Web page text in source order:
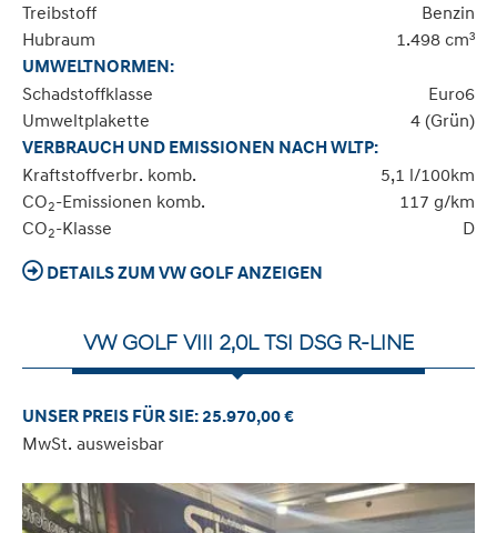
Treibstoff
Benzin
Hubraum
1.498 cm³
UMWELTNORMEN:
Schadstoffklasse
Euro6
Umweltplakette
4 (Grün)
VERBRAUCH UND EMISSIONEN NACH WLTP:
Kraftstoffverbr. komb.
5,1 l/100km
CO2-Emissionen komb.
117 g/km
CO2-Klasse D
DETAILS ZUM VW GOLF ANZEIGEN
VW GOLF VIII 2,0L TSI DSG R-LINE
UNSER PREIS FÜR SIE: 25.970,00 €
MwSt. ausweisbar